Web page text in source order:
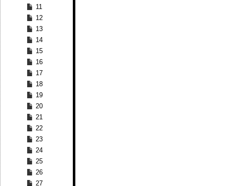
11
12
13
14
15
16
17
18
19
20
21
22
23
24
25
26
27